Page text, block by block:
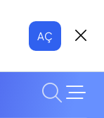
AÇ